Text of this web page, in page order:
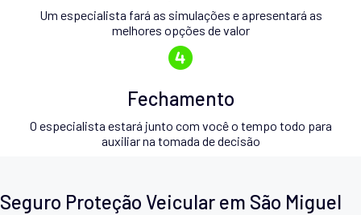
Um especialista fará as simulações e apresentará as
melhores opções de valor
Fechamento
O especialista estará junto com você o tempo todo para
auxiliar na tomada de decisão
Seguro Proteção Veicular em São Miguel